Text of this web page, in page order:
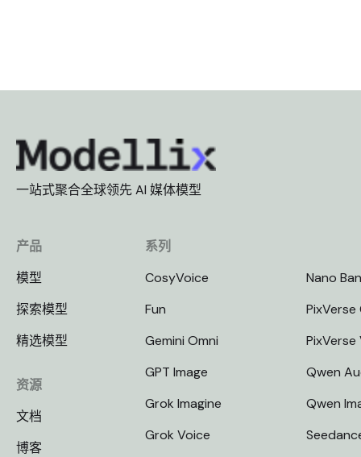
一站式聚合全球领先 AI 媒体模型
产品
模型
探索模型
精选模型
资源
文档
博客
系列
CosyVoice
Fun
Gemini Omni
GPT Image
Grok Imagine
Grok Voice
Nano
PixVerse
PixVerse
Qwen
Qwen